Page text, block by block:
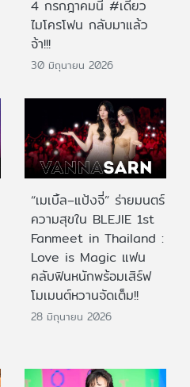
4 กรกฎาคมนี้ #เดี่ยว
ไมโครโฟน กลับมาแล้ว
จ้า!!!
30 มิถุนายน 2026
“เมเบิ้ล–แป้งจี่” ร่ายมนตร์
ความสุขใน BLEJIE 1st
Fanmeet in Thailand :
Love is Magic แฟน
คลับฟินหนักพร้อมเสิร์ฟ
โมเมนต์หวานจัดเต็ม!!
28 มิถุนายน 2026